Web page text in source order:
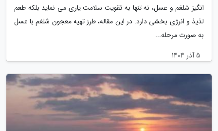
انگیز شلغم و عسل، نه تنها به تقویت سلامت یاری می نماید بلکه طعم
لذیذ و انرژی بخشی دارد. در این مقاله، طرز تهیه معجون شلغم با عسل
به صورت مرحله...
5 آذر 1404